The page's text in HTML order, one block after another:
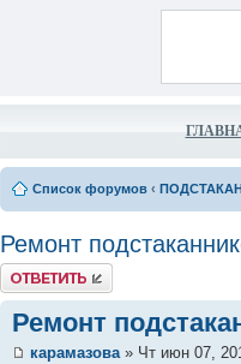
Список форумов ‹
Ремонт
Ремонт
карамазова» Чт июн 07,